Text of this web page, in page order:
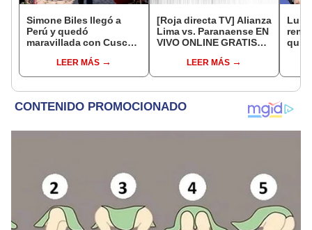
Simone Biles llegó a
Perú y quedó
maravillada con Cusco:
lo hermoso que es este
país"
LEER MÁS
[Roja directa TV] Alianza
Lima vs. Paranaense EN
VIVO ONLINE GRATIS
Libertadores
LEER MÁS
Luis